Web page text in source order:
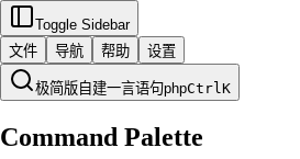
Toggle Sidebar
文件
导航 帮助 设置
极简版自建一言语句phpCtrlK
Command Palette